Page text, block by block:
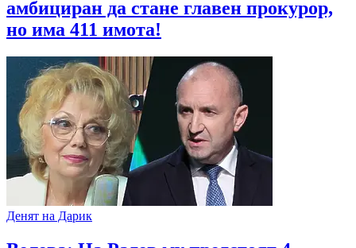
амбициран да стане главен прокурор,
но има 411 имота!
Денят на Дарик